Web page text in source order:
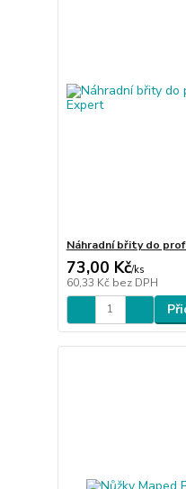
Náhradní břity do
73,00 Kč/ks
60,33 Kč bez DPH